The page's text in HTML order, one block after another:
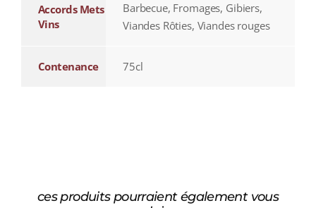
Accords Mets
Vins
Barbecue, Fromages, Gibiers,
Viandes Rôties, Viandes rouges
Contenance 75cl
ces produits pourraient également vous